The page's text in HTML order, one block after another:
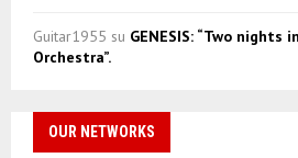
Guitar1955 su GENESIS: “Two nights
Orchestra”.
OUR NETWORKS